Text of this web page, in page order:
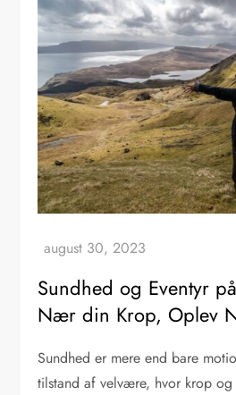
Sundhed og Eventyr
Nær din Krop, Oplev
Sundhed er mere end bare
tilstand af velvære, hvor krop